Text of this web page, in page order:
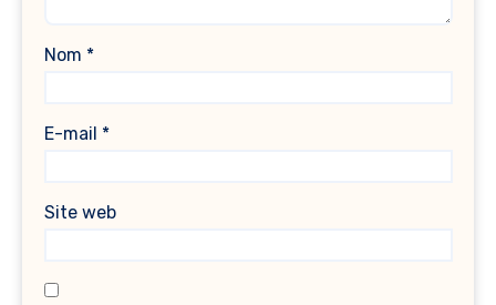
Nom *
E-mail *
Site web